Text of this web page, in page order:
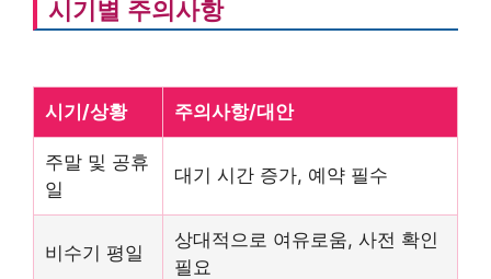
시기별 주의사항
시기/상황 주의사항/대안
주말 및 공휴
일
대기 시간 증가, 예약 필수
비수기 평일
상대적으로 여유로움, 사전 확인
필요